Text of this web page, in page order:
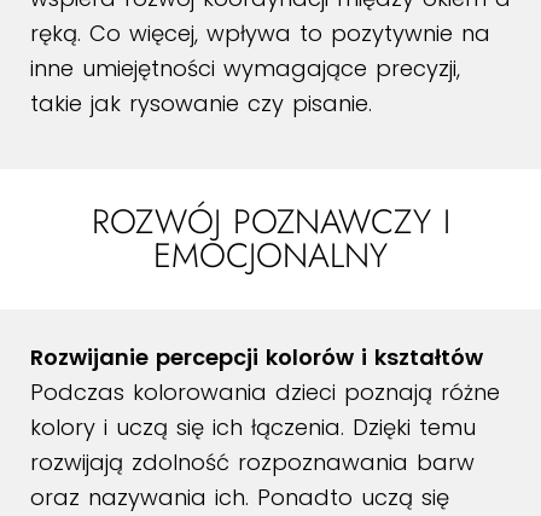
ręką. Co więcej, wpływa to pozytywnie na
inne umiejętności wymagające precyzji,
takie jak rysowanie czy pisanie.
ROZWÓJ POZNAWCZY I
EMOCJONALNY
Rozwijanie percepcji kolorów i kształtów
Podczas kolorowania dzieci poznają różne
kolory i uczą się ich łączenia. Dzięki temu
rozwijają zdolność rozpoznawania barw
oraz nazywania ich. Ponadto uczą się